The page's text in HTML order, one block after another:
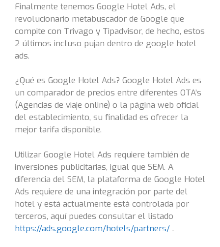
Finalmente tenemos Google Hotel Ads, el
revolucionario metabuscador de Google que
compite con Trivago y Tipadvisor, de hecho, estos
2 últimos incluso pujan dentro de google hotel
ads.
¿Qué es Google Hotel Ads? Google Hotel Ads es
un comparador de precios entre diferentes OTA’s
(Agencias de viaje online) o la página web oficial
del establecimiento, su finalidad es ofrecer la
mejor tarifa disponible.
Utilizar Google Hotel Ads requiere también de
inversiones publicitarias, igual que SEM. A
diferencia del SEM, la plataforma de Google Hotel
Ads requiere de una integración por parte del
hotel y está actualmente está controlada por
terceros, aquí puedes consultar el listado
https://ads.google.com/hotels/partners/ .